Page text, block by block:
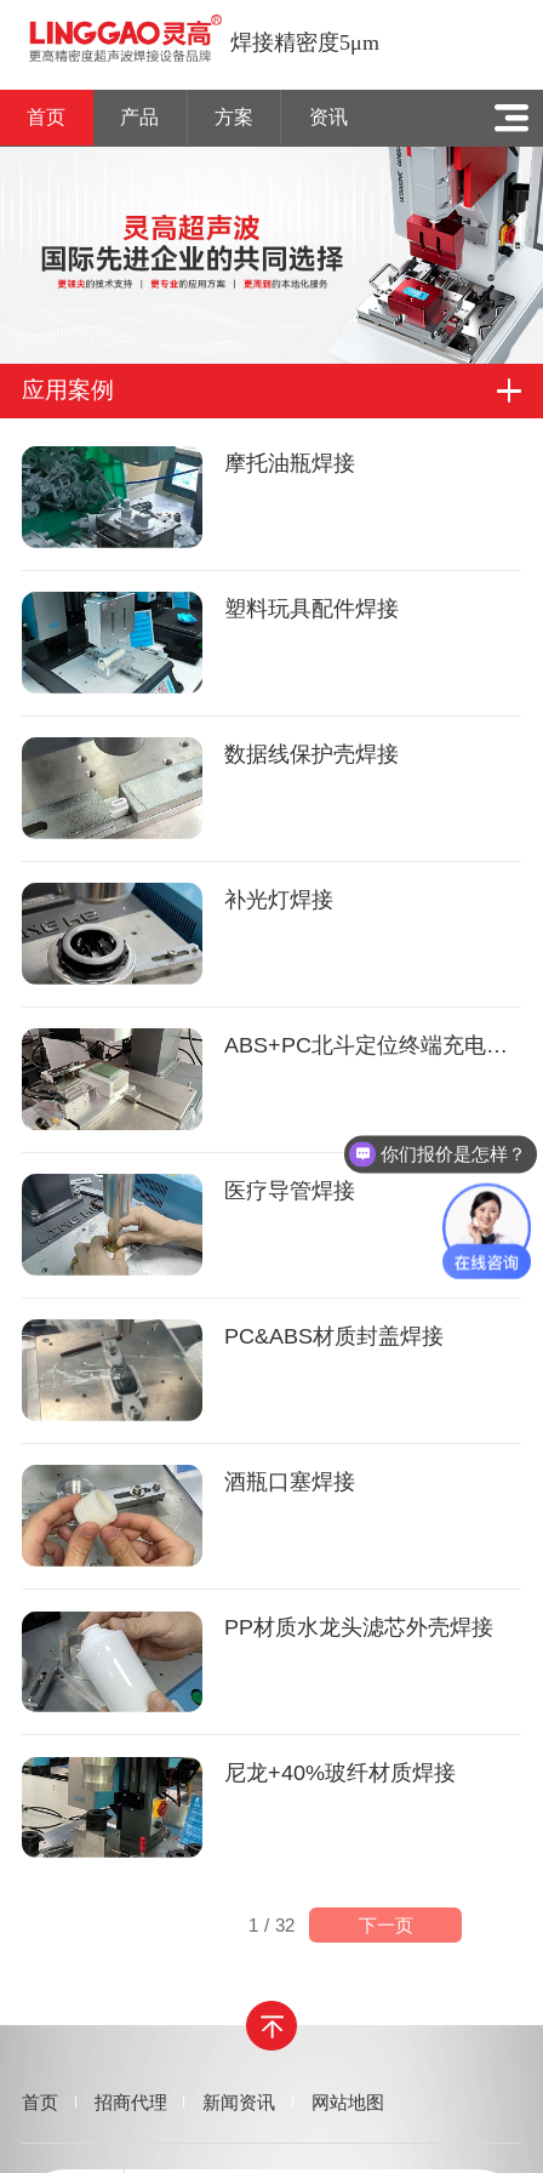
焊接精密度5μm
首页 产品 方案 资讯
应用案例
摩托油瓶焊接
塑料玩具配件焊接
数据线保护壳焊接
补光灯焊接
ABS+PC北斗定位终端充电器焊接
医疗导管焊接
PC&ABS材质封盖焊接
酒瓶口塞焊接
PP材质水龙头滤芯外壳焊接
尼龙+40%玻纤材质焊接
1 / 32 下一页
首页 招商代理 新闻资讯 网站地图
你们报价是怎样？